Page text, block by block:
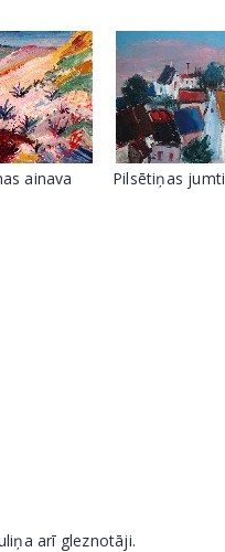
ainava Pilsētiņas jumti
arī gleznotāji.